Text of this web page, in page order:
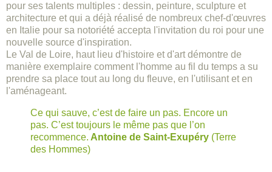
pour ses talents multiples : dessin, peinture, sculpture et
architecture et qui a déjà réalisé de nombreux chef-d'œuvres
en Italie pour sa notoriété accepta l'invitation du roi pour une
nouvelle source d'inspiration.
Le Val de Loire, haut lieu d'histoire et d'art démontre de
manière exemplaire comment l'homme au fil du temps a su
prendre sa place tout au long du fleuve, en l'utilisant et en
l'aménageant.
Ce qui sauve, c’est de faire un pas. Encore un
pas. C’est toujours le même pas que l’on
recommence. Antoine de Saint-Exupéry (Terre
des Hommes)